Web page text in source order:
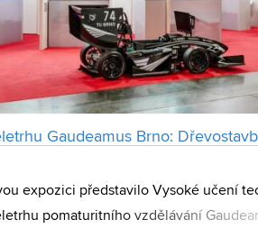
Gaudeamus Brno:
expozici představilo Vysoké učení
pomaturitního vzdělávání